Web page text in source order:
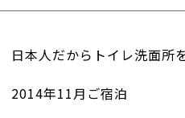
日本人だからトイレ洗面所
2014年11月ご宿泊